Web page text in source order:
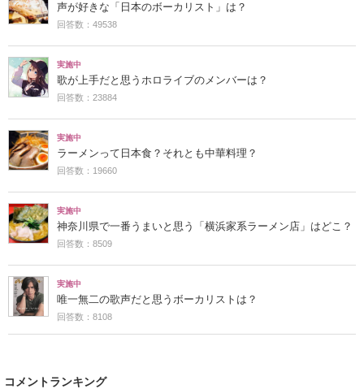
声が好きな「日本のボーカリスト」は？
回答数：49538
実施中
歌が上手だと思うホロライブのメンバーは？
回答数：23884
実施中
ラーメンって日本食？それとも中華料理？
回答数：19660
実施中
神奈川県で一番うまいと思う「横浜家系ラーメン店」はどこ？
回答数：8509
実施中
唯一無二の歌声だと思うボーカリストは？
回答数：8108
コメントランキング